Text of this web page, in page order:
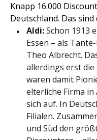
Knapp 16.000
Deutschland. Das
Aldi:Schon 1913
Essen – als
Theo Albrecht.
allerdings erst die
waren damit
elterliche Firma
sich auf. In
Filialen.
und Süd den